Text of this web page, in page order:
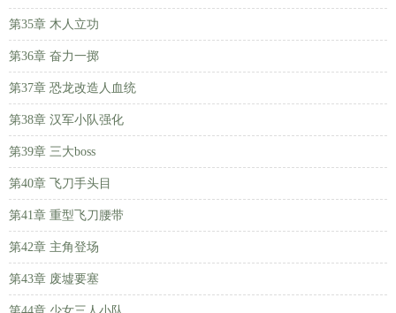
第35章 木人立功
第36章 奋力一掷
第37章 恐龙改造人血统
第38章 汉军小队强化
第39章 三大boss
第40章 飞刀手头目
第41章 重型飞刀腰带
第42章 主角登场
第43章 废墟要塞